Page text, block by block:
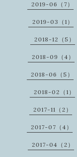
2019-06（7）
2019-03（1）
2018-12（5）
2018-09（4）
2018-06（5）
2018-02（1）
2017-11（2）
2017-07（4）
2017-04（2）